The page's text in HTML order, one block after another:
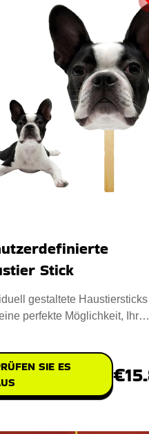
Stick
gestaltete Haustiersticks
perfekte Möglichkeit, Ihr
SIE ES